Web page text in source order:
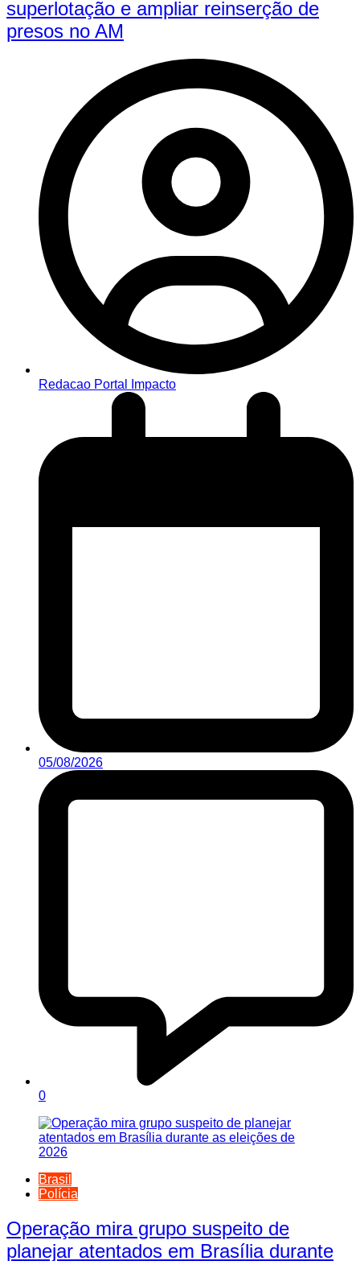
superlotação e ampliar reinserção de
presos no AM
Redacao Portal Impacto
05/08/2026
0
Brasil
Polícia
Operação mira grupo suspeito de
planejar atentados em Brasília durante